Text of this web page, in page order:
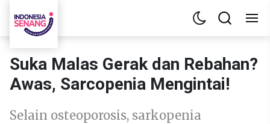
Suka Malas Gerak dan Rebahan?
Awas, Sarcopenia Mengintai!
Selain osteoporosis, sarkopenia